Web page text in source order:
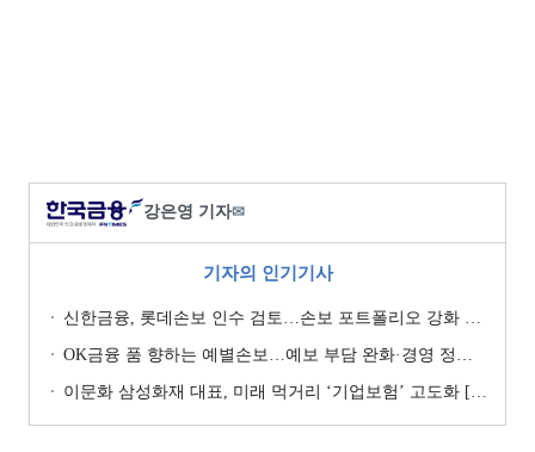
강은영 기자✉
기자의 인기기사
신한금융, 롯데손보 인수 검토…손보 포트폴리오 강화 승부수 [보험사 M&A 지형도]
OK금융 품 향하는 예별손보…예보 부담 완화·경영 정상화 기대 [예별손보 새 주인 찾기 ④]
이문화 삼성화재 대표, 미래 먹거리 ‘기업보험’ 고도화 [손보사 일반보험 전략 (1)]